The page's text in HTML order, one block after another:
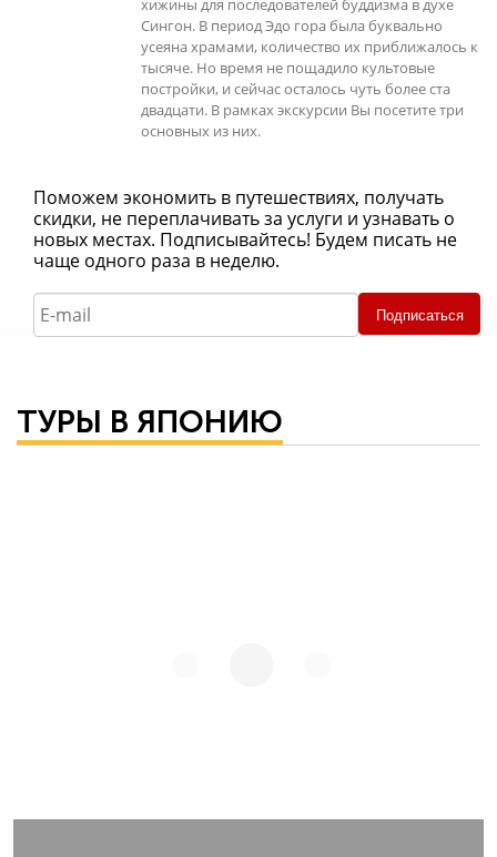
хижины для последователей буддизма в духе
Сингон. В период Эдо гора была буквально
усеяна храмами, количество их приближалось к
тысяче. Но время не пощадило культовые
постройки, и сейчас осталось чуть более ста
двадцати. В рамках экскурсии Вы посетите три
основных из них.
Поможем экономить в путешествиях, получать
скидки, не переплачивать за услуги и узнавать о
новых местах. Подписывайтесь! Будем писать не
чаще одного раза в неделю.
Подписаться
ТУРЫ В ЯПОНИЮ